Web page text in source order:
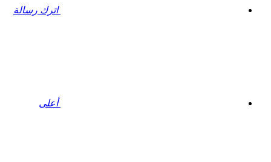
اترك رسالة
أعلى